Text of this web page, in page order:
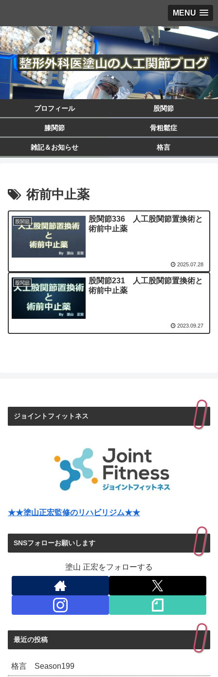
MENU
プロフィール 股関節
膝関節 骨粗鬆症
雑記＆お知らせ 格言
術前中止薬
股関節
股関節336 人工股関節置換術と
術前中止薬
2025.07.28
股関節
股関節231 人工股関節置換術と
術前中止薬
2023.09.27
ジョイントフィットネス
★★塗山正宏監修のリハビリジム★★
SNSフォローお願いします
塗山 正宏をフォローする
最近の投稿
格言 Season199